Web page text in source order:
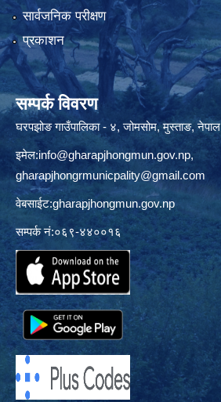
सार्वजनिक परीक्षण
प्रकाशन
सम्पर्क विवरण
घरपझोङ गाउँपालिका - ४, जोमसोम, मुस्ताङ, नेपाल
इमेल:info@gharapjhongmun.gov.np,
gharapjhongrmunicpality@gmail.com
वेबसाईट:gharapjhongmun.gov.np
सम्पर्क नं:०६९-४४००१६